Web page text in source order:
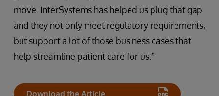
move. InterSystems has helped us plug that gap
and they not only meet regulatory requirements,
but support a lot of those business cases that
help streamline patient care for us.”
Download the Article